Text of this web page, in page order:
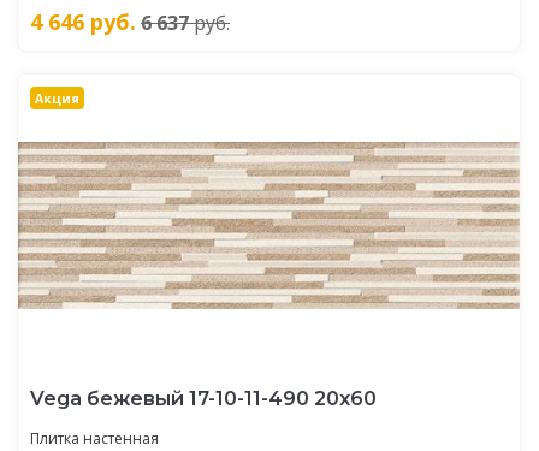
4 646 руб. 6 637руб.
Акция
Vega бежевый 17-10-11-490 20х60
Плитка настенная